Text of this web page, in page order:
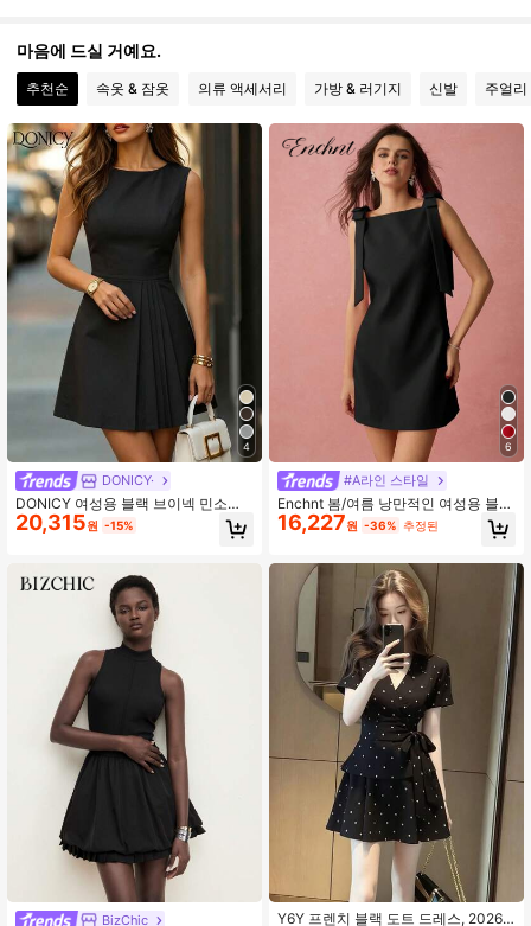
4.86
4.86
4.86
4.86
4.86 1.3M 팔로워
마음에 드실 거예요.
추천순 속옷 & 잠옷 의류 액세서리 가방 & 러기지 신발 주얼
4
DONICY·
DONICY 여성용 블랙 브이넥 민소매
A라인 드레스, 우아한 플리츠 헴 숏 미
디 드레스, 여름 봄 일상 착용 및 데이
20,315원 -15%
BizChic
6
#A라인 스타일
Enchnt 봄/여름 낭만적인 여성용 블랙
리본 어깨 디자인 민소매 귀여운 미니
프린세스 드레스, 휴가, 데이트, 휴일,
엘레강스, 프롬 드레스, 콘서트 페스티
벌 의상 여성, 이스터 드레스 여성, 여
성용 여름 드레스, 여성용 선 드레스,
여름 의류
16,227원 -36% 추정된
Y6Y 프렌치 블랙 도트 드레스, 2026